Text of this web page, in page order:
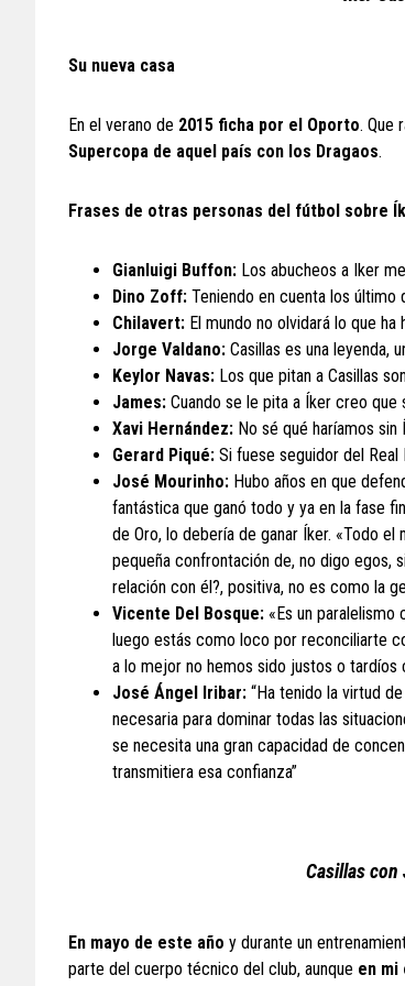
Su nueva casa
En el verano de 2015 ficha por el Oporto. Que
Supercopa de aquel país con los Dragaos.
Frases de otras personas del fútbol sobre
Gianluigi Buffon: Los abucheos a Iker
Dino Zoff: Teniendo en cuenta los último
Chilavert: El mundo no olvidará lo que
Jorge Valdano: Casillas es una leyenda,
Keylor Navas: Los que pitan a Casillas
James: Cuando se le pita a Íker creo
Xavi Hernández: No sé qué haríamos
Gerard Piqué: Si fuese seguidor del
José Mourinho: Hubo años en que
fantástica que ganó todo y ya en la fase
de Oro, lo debería de ganar Íker. «Todo
pequeña confrontación de, no digo egos,
relación con él?, positiva, no es como la
Vicente Del Bosque: «Es un paralelismo
luego estás como loco por reconciliarte
a lo mejor no hemos sido justos o tardíos
José Ángel Iribar: “Ha tenido la virtud
necesaria para dominar todas las
se necesita una gran capacidad de
transmitiera esa confianza”
Casillas
En mayo de este año y durante un
parte del cuerpo técnico del club, aunque en mi